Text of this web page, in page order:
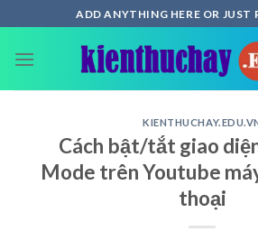
to
content
ADD ANYTHING HERE OR JUST
Cách bật/tắt giao
Mode trên Youtube
thoại